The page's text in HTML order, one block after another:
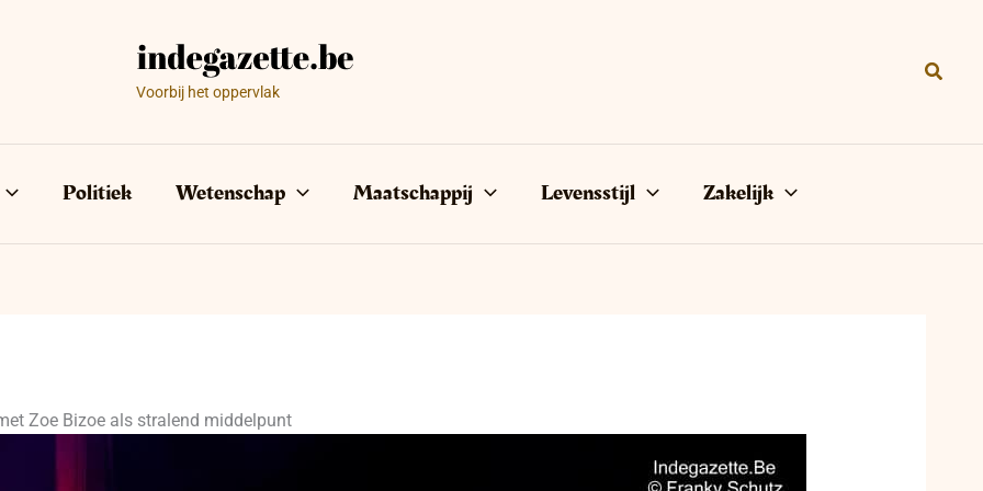
Voorbij het oppervlak
Politiek Wetenschap Maatschappij Levensstijl Zakelijk
Zoe Bizoe als stralend middelpunt